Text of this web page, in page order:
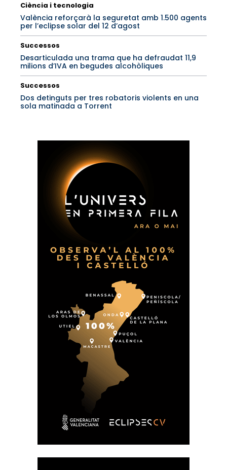
Ciència i tecnologia
València reforçarà la seguretat amb 1.500 agents
per l’eclipse solar del 12 d’agost
Successos
Desarticulada una trama que ha defraudat 11,9
milions d’IVA en begudes alcohòliques
Successos
Dos detinguts per tres robatoris violents en una
sola matinada a Torrent